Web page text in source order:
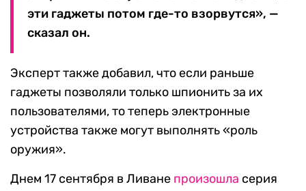
эти гаджеты потом где-то взорвутся», —
сказал он.
Эксперт также добавил, что если раньше
гаджеты позволяли только шпионить за их
пользователями, то теперь электронные
устройства также могут выполнять «роль
оружия».
Днем 17 сентября в Ливане произошла серия